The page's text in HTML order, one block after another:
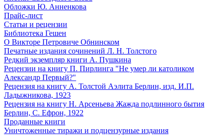
Обложки Ю. Анненкова
Прайс-лист
Статьи и рецензии
Библиотека Гешен
О Викторе Петровиче Обнинском
Печатные издания сочинений Л. Н. Толстого
Редкий экземпляр книги А. Пушкина
Рецензии на книгу П. Пирлинга "Не умер ли католиком
Александр Первый?"
Рецензия на книгу А. Толстой Аэлита Берлин, изд. И.П.
Ладыжникова, 1923
Рецензия на книгу Н. Арсеньева Жажда подлинного бытия
Берлин, С. Ефрон, 1922
Проданные книги
Уничтоженные тиражи и подцензурные издания